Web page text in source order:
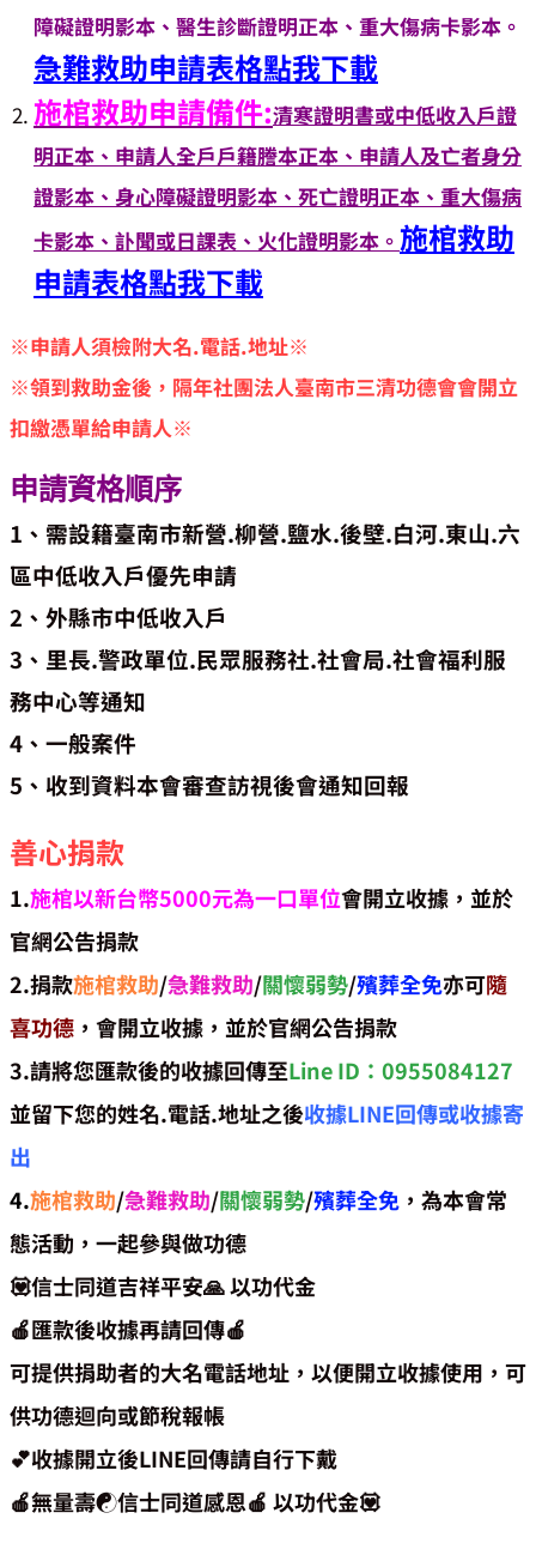
障礙證明影本、醫生診斷證明正本、重大傷病卡影本。
急難救助申請表格點我下載
施棺救助申請備件:清寒證明書或中低收入戶證
明正本、申請人全戶戶籍謄本正本、申請人及亡者身分
證影本、身心障礙證明影本、死亡證明正本、重大傷病
卡影本、訃聞或日課表、火化證明影本。 施棺救助
申請表格點我下載
※申請人須檢附大名.電話.地址※
※領到救助金後，隔年社團法人臺南市三清功德會會開立
扣繳憑單給申請人※
申請資格順序
1、需設籍臺南市新營.柳營.鹽水.後壁.白河.東山.六
區中低收入戶優先申請
2、外縣市中低收入戶
3、里長.警政單位.民眾服務社.社會局.社會福利服
務中心等通知
4、一般案件
5、收到資料本會審查訪視後會通知回報
善心捐款
1.施棺以新台幣5000元為一口單位會開立收據，並於
官網公告捐款
2.捐款施棺救助/急難救助/關懷弱勢/殯葬全免亦可隨
喜功德 ，會開立收據，並於官網公告捐款
3.請將您匯款後的收據回傳至Line ID：0955084127
並留下您的姓名.電話.地址之後收據LINE回傳或收據寄
出
4.施棺救助/急難救助/關懷弱勢/殯葬全免 ，為本會常
態活動，一起參與做功德
💟信士同道吉祥平安🙏 以功代金
🍎匯款後收據再請回傳🍎
可提供捐助者的大名電話地址，以便開立收據使用，可
供功德迴向或節稅報帳
💕收據開立後LINE回傳請自行下戴
🍎無量壽☯️信士同道感恩🍎 以功代金💟